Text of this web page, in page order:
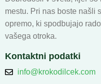
mestu. Pri nas boste našli
opremo, ki spodbujajo
vašega otroka.
Kontaktni podatki
info@krokodilcek.com